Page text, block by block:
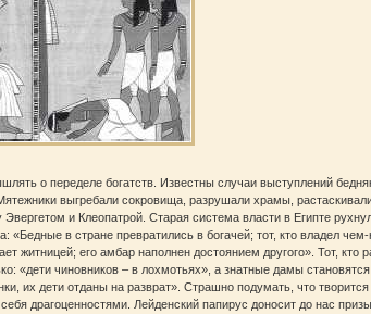
о переделе богатств. Известны случаи выступлений
выгребали сокровища, разрушали храмы,
и Клеопатрой. Старая система власти в Египте
в стране превратились в богачей; тот, кто владел
житницей; его амбар наполнен достоянием другого». Тот, кто
«дети чиновников – в лохмотьях», а знатные дамы становятся
их дети отданы на разврат». Страшно подумать, что творится
драгоценностями. Лейденский папирус доносит до нас